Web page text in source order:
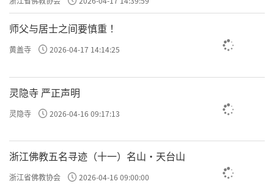
师父与居士之间要慎重 ！
黄盖寺 2026-04-17 14:14:25
灵隐寺 严正声明
灵隐寺 2026-04-16 09:17:13
浙江佛教五名寻迹（十一）名山·天台山
浙江省佛教协会 2026-04-16 09:00:00